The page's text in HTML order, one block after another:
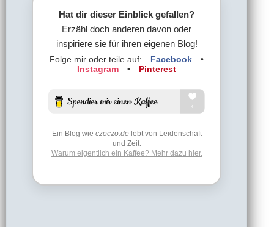
Hat dir dieser Einblick gefallen?
Erzähl doch anderen davon oder
inspiriere sie für ihren eigenen Blog!
Folge mir oder teile auf: Facebook
•
Instagram
• Pinterest
Ein Blog wie czoczo.delebt von Leidenschaft
und Zeit.
Warum eigentlich ein Kaffee? Mehr dazu hier.